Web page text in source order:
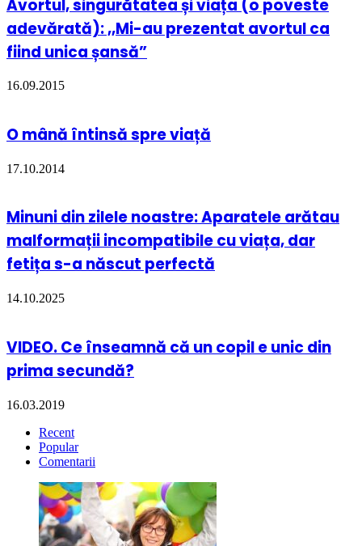
Avortul, singurătatea și viața (o poveste
adevărată): ,,Mi-au prezentat avortul ca
fiind unica șansă”
16.09.2015
O mână întinsă spre viață
17.10.2014
Minuni din zilele noastre: Aparatele arătau
malformații incompatibile cu viața, dar
fetița s-a născut perfectă
14.10.2025
VIDEO. Ce înseamnă că un copil e unic din
prima secundă?
16.03.2019
Recent
Popular
Comentarii